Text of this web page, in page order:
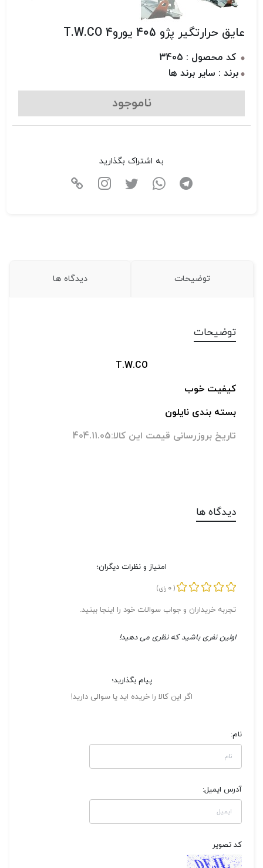
عایق حرارتگیر پژو 405 یورو4 T.W.CO
کد محصول : 3405
برند : سایر برند ها
ناموجود
به اشتراک بگذارید
توضیحات دیدگاه ها
توضیحات
T.W.CO
کیفیت خوب
بسته بندی نایلون
تاریخ بروزرسانی قیمت این کالا:404.11.05
دیدگاه ها
امتیاز و نظرات دیگران؛
(
0 رای)
تجربه خریداران و جواب سوالات خود را اینجا ببنید.
اولین نفری باشید که نظری می دهید!
پیام بگذارید؛
اگر این کالا را خریده اید یا سوالی دارید!
نام:
آدرس ایمیل:
کد تصویر